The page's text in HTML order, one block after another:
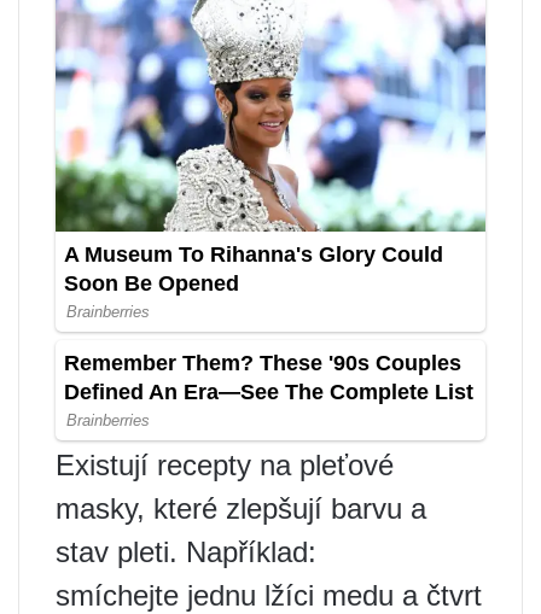
Existují recepty na pleťové
masky, které zlepšují barvu a
stav pleti. Například:
smíchejte jednu lžíci medu a čtvrt